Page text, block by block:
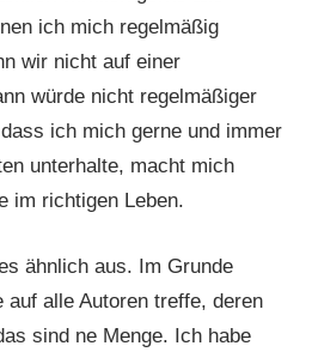
ich mich regelmäßig
wir nicht auf einer
würde nicht regelmäßiger
ich mich gerne und immer
unterhalte, macht mich
im richtigen Leben.
ähnlich aus. Im Grunde
auf alle Autoren treffe, deren
sind ne Menge. Ich habe